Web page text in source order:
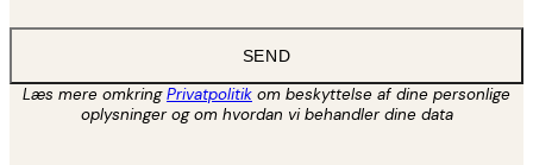
SEND
Læs mere omkringPrivatpolitik om beskyttelse af dine personlige
oplysninger og om hvordan vi behandler dine data